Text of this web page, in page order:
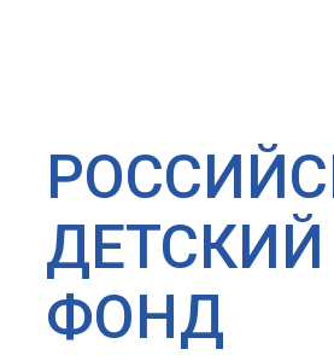
ДЕТСКИЙ
ФОНД